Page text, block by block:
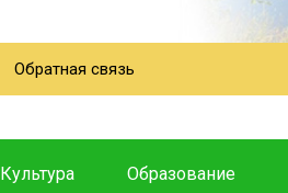
Обратная связь
Культура Образование